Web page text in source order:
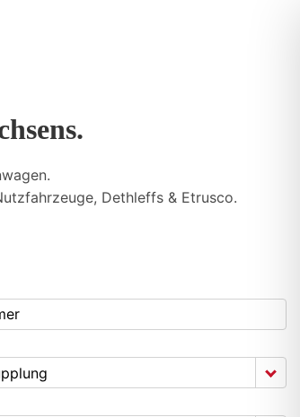
Dethleffs & Etrusco.